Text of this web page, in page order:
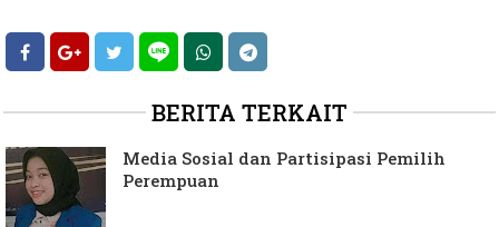
BERITA TERKAIT
Media Sosial dan Partisipasi Pemilih
Perempuan